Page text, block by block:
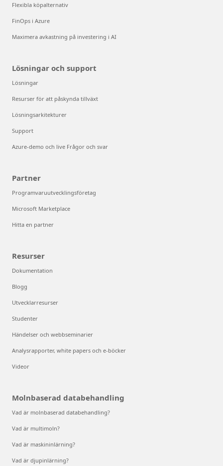
Flexibla köpalternativ
FinOps i Azure
Maximera avkastning på investering i AI
Lösningar och support
Lösningar
Resurser för att påskynda tillväxt
Lösningsarkitekturer
Support
Azure-demo och live Frågor och svar
Partner
Programvaruutvecklingsföretag
Microsoft Marketplace
Hitta en partner
Resurser
Dokumentation
Blogg
Utvecklarresurser
Studenter
Händelser och webbseminarier
Analysrapporter, white papers och e-böcker
Videor
Molnbaserad databehandling
Vad är molnbaserad databehandling?
Vad är multimoln?
Vad är maskininlärning?
Vad är djupinlärning?